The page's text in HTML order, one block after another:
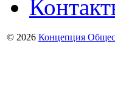
© 2026 Концепция